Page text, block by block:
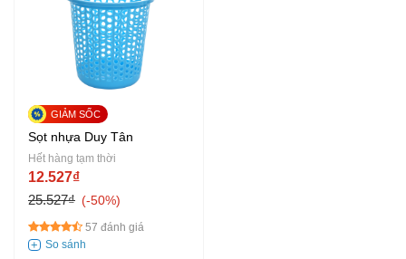
Sọt nhựa Duy Tân
Hết hàng tạm thời
12.527₫
25.527₫
-50%
57 đánh giá